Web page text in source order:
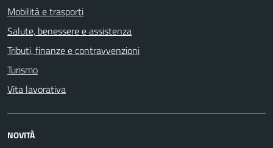
Mobilità e trasporti
Salute, benessere e assistenza
Tributi, finanze e contravvenzioni
Turismo
Vita lavorativa
NOVITÀ